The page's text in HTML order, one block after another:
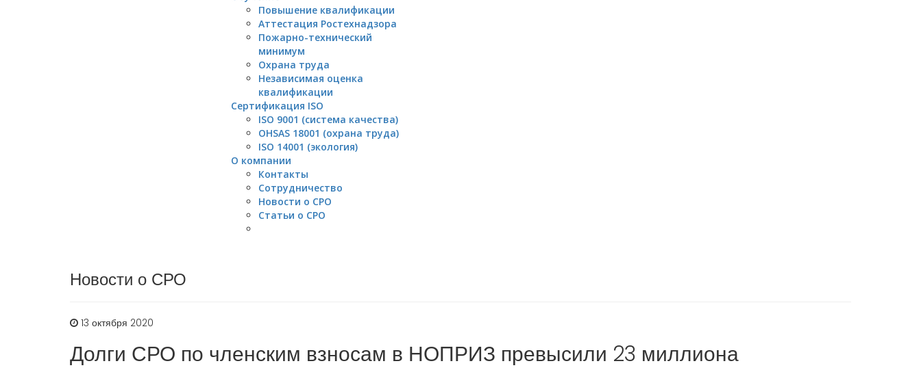
Повышение квалификации
Аттестация Ростехнадзора
Пожарно-технический
минимум
Охрана труда
Независимая оценка
квалификации
Сертификация ISO
ISO 9001 (система качества)
OHSAS 18001 (охрана труда)
ISO 14001 (экология)
О компании
Контакты
Сотрудничество
Новости о СРО
Статьи о СРО
Новости о СРО
13 октября 2020
Долги СРО по членским взносам в НОПРИЗ превысили 23 миллиона